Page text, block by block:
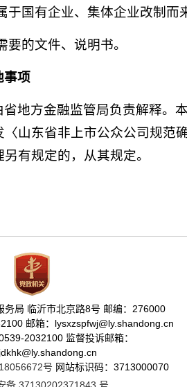
于国有企业、集体企业改制而
要的文件、说明书。
事项
省地方金融监管局负责解释。
〈山东省非上市公众公司规范
有规定的，从其规定。
务局 临沂市北京路8号 邮编：276000
邮箱：lysxzspfwj@ly.shandong.cn
2032100 监督投诉邮箱：
号 网站标识码：3713000070